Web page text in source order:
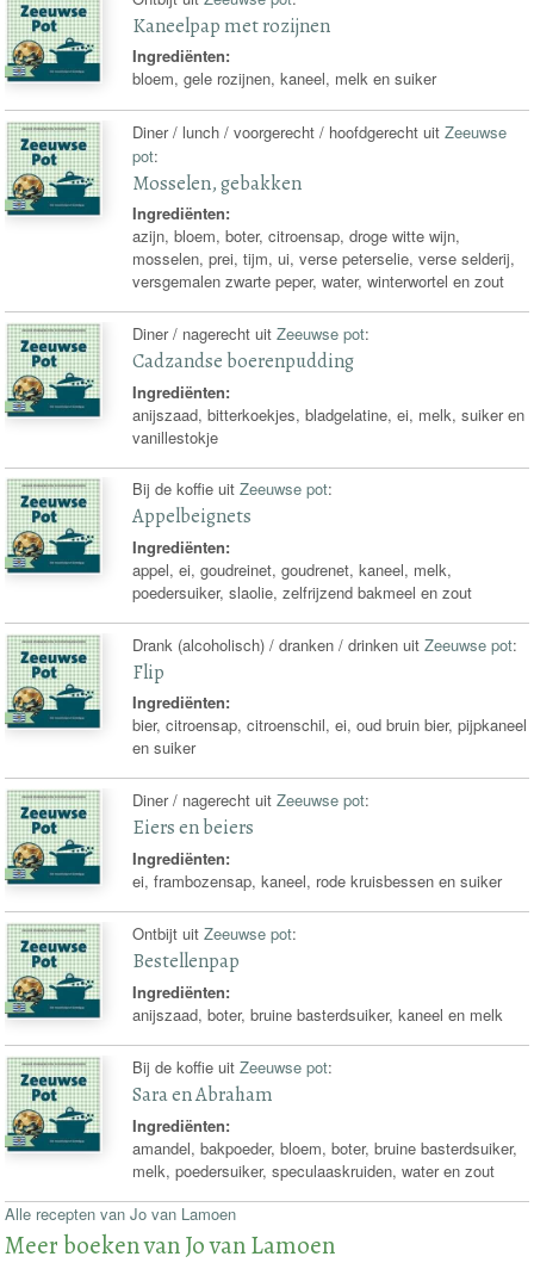
Kaneelpap met rozijnen
Ingrediënten:
bloem, gele rozijnen, kaneel, melk en suiker
Diner / lunch / voorgerecht / hoofdgerecht uitZeeuwse
pot:
Mosselen, gebakken
Ingrediënten:
azijn, bloem, boter, citroensap, droge witte wijn,
mosselen, prei, tijm, ui, verse peterselie, verse selderij,
versgemalen zwarte peper, water, winterwortel en zout
Diner / nagerecht uitZeeuwse pot:
Cadzandse boerenpudding
Ingrediënten:
anijszaad, bitterkoekjes, bladgelatine, ei, melk, suiker en
vanillestokje
Bij de koffie uitZeeuwse pot:
Appelbeignets
Ingrediënten:
appel, ei, goudreinet, goudrenet, kaneel, melk,
poedersuiker, slaolie, zelfrijzend bakmeel en zout
Drank (alcoholisch) / dranken / drinken uitZeeuwse pot:
Flip
Ingrediënten:
bier, citroensap, citroenschil, ei, oud bruin bier, pijpkaneel
en suiker
Diner / nagerecht uitZeeuwse pot:
Eiers en beiers
Ingrediënten:
ei, frambozensap, kaneel, rode kruisbessen en suiker
Ontbijt uitZeeuwse pot:
Bestellenpap
Ingrediënten:
anijszaad, boter, bruine basterdsuiker, kaneel en melk
Bij de koffie uitZeeuwse pot:
Sara en Abraham
Ingrediënten:
amandel, bakpoeder, bloem, boter, bruine basterdsuiker,
melk, poedersuiker, speculaaskruiden, water en zout
Alle recepten van Jo van Lamoen
Meer boeken van Jo van Lamoen